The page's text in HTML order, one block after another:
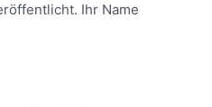
Ihr Name